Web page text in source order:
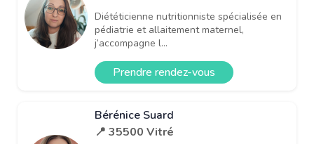
Diététicienne nutritionniste spécialisée en
pédiatrie et allaitement maternel,
j’accompagne l...
Prendre rendez-vous
Bérénice Suard
📍 35500 Vitré